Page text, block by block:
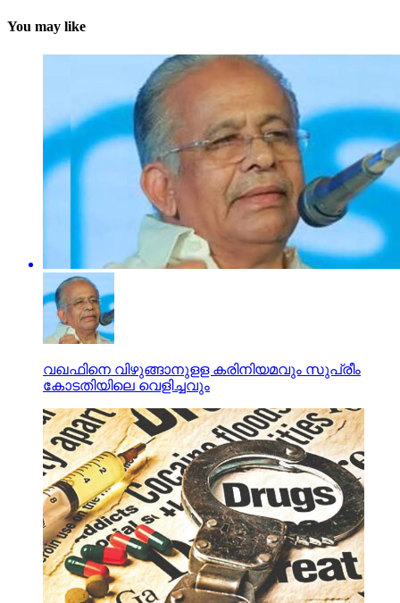
You may like
വഖഫിനെ വിഴുങ്ങാനുളള കരിനിയമവും സുപ്രീം
കോടതിയിലെ വെളിച്ചവും